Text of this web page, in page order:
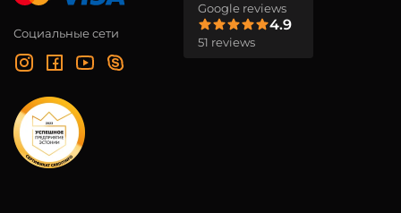
Социальные сети
Google reviews
4.9
51 reviews